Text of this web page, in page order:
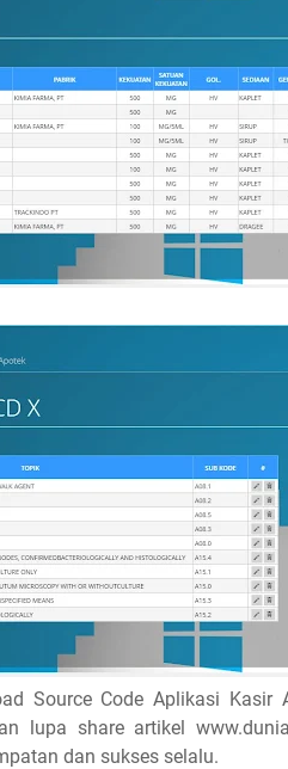
Source Code Aplikasi Kasir
lupa share artikel
dan sukses selalu.